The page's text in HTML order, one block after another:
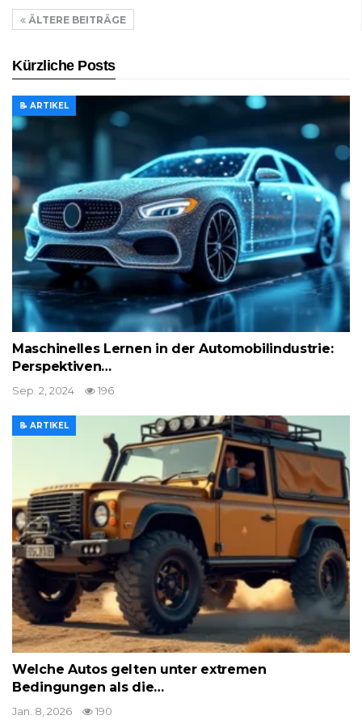
ÄLTERE BEITRÄGE
Kürzliche Posts
📝 ARTIKEL
Maschinelles Lernen in der Automobilindustrie:
Perspektiven…
Sep. 2, 2024 196
📝 ARTIKEL
Welche Autos gelten unter extremen
Bedingungen als die…
Jan. 8, 2026 190